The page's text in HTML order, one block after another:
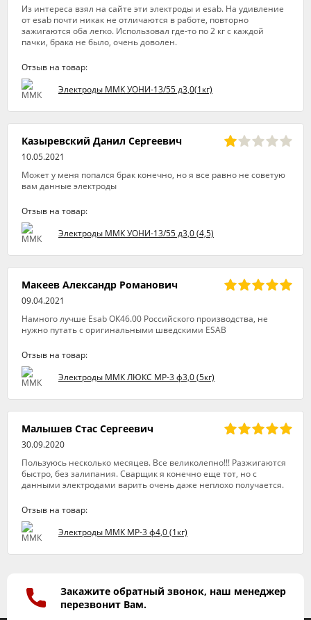
Из интереса взял на сайте эти электроды и esab. На удивление
от esab почти никак не отличаются в работе, повторно
зажигаются оба легко. Использовал где-то по 2 кг с каждой
пачки, брака не было, очень доволен.
Отзыв на товар:
Электроды ММК УОНИ-13/55 д3,0(1кг)
Казыревский Данил Сергеевич
10.05.2021
Может у меня попался брак конечно, но я все равно не советую
вам данные электроды
Отзыв на товар:
Электроды ММК УОНИ-13/55 д3,0 (4,5)
Макеев Александр Романович
09.04.2021
Намного лучше Esab ОК46.00 Российского производства, не
нужно путать с оригинальными шведскими ESAB
Отзыв на товар:
Электроды ММК ЛЮКС МР-3 ф3,0 (5кг)
Малышев Стас Сергеевич
30.09.2020
Пользуюсь несколько месяцев. Все великолепно!!! Разжигаются
быстро, без залипания. Сварщик я конечно еще тот, но с
данными электродами варить очень даже неплохо получается.
Отзыв на товар:
Электроды ММК МР-3 ф4,0 (1кг)
Закажите обратный звонок, наш менеджер
перезвонит Вам.